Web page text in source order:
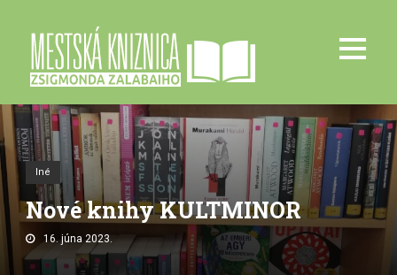
Iné
Nové knihy KULTMINOR
16. júna 2023.